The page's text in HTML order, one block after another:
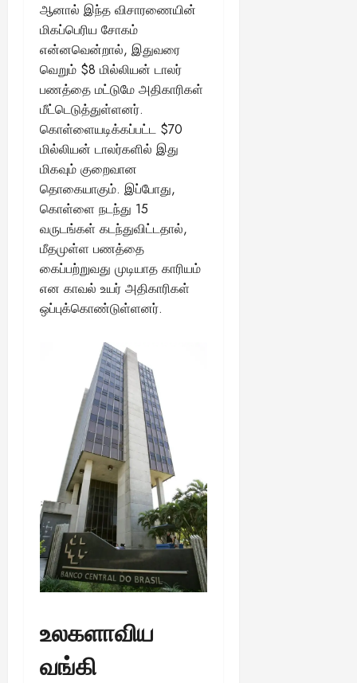
ஆனால் இந்த விசாரணையின்
மிகப்பெரிய சோகம்
என்னவென்றால், இதுவரை
வெறும் $8 மில்லியன் டாலர்
பணத்தை மட்டுமே அதிகாரிகள்
மீட்டெடுத்துள்ளனர்.
கொள்ளையடிக்கப்பட்ட $70
மில்லியன் டாலர்களில் இது
மிகவும் குறைவான
தொகையாகும். இப்போது,
கொள்ளை நடந்து 15
வருடங்கள் கடந்துவிட்டதால்,
மீதமுள்ள பணத்தை
கைப்பற்றுவது முடியாத காரியம்
என காவல் உயர் அதிகாரிகள்
ஒப்புக்கொண்டுள்ளனர்.
உலகளாவிய
வங்கி